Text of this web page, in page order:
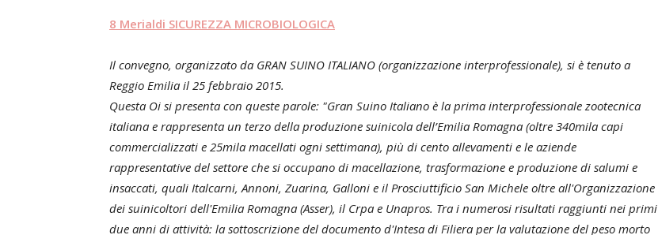
8 Merialdi SICUREZZA MICROBIOLOGICA
Il convegno, organizzato da GRAN SUINO ITALIANO (organizzazione interprofessionale), si è tenuto a
Reggio Emilia il 25 febbraio 2015.
Questa Oi si presenta con queste parole: "Gran Suino Italiano è la prima interprofessionale zootecnica
italiana e rappresenta un terzo della produzione suinicola dell’Emilia Romagna (oltre 340mila capi
commercializzati e 25mila macellati ogni settimana), più di cento allevamenti e le aziende
rappresentative del settore che si occupano di macellazione, trasformazione e produzione di salumi e
insaccati, quali Italcarni, Annoni, Zuarina, Galloni e il Prosciuttificio San Michele oltre all'Organizzazione
dei suinicoltori dell'Emilia Romagna (Asser), il Crpa e Unapros. Tra i numerosi risultati raggiunti nei primi
due anni di attività: la sottoscrizione del documento d'Intesa di Filiera per la valutazione del peso morto